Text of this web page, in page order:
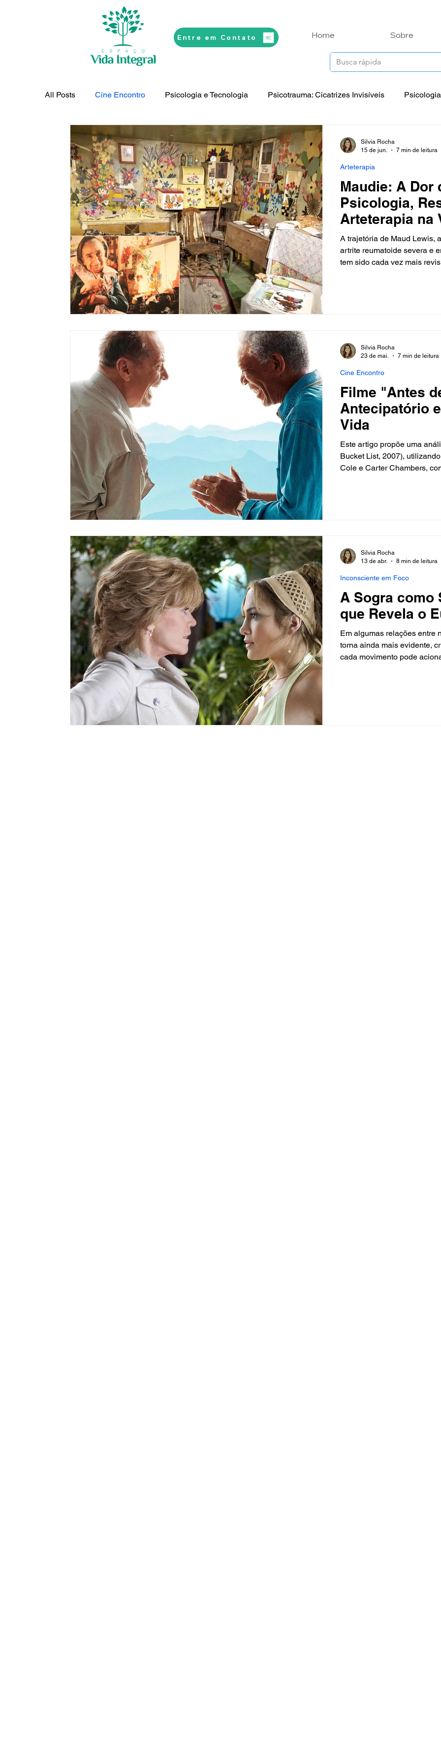
Home Sobre
Entre em Contato
All Posts Cine Encontro Psicologia e Tecnologia Psicotrauma: Cicatrizes Invisíveis
Inconsciente em Foco Vida Integral na Prática Espiritualidade e Saúde
Psicossomática Reflexões Filosóficas Mitos, Lendas e Contos
Maudie: A
Psicologia,
Arteterapia na
A trajetória de Maud Lewis,
artrite reumatoide severa e
tem sido cada vez mais
Arteterapia
Silvia Rocha
15 de jun.
7 min de leitura
Filme "Antes
Antecipatório
Vida
Este artigo propõe uma
Bucket List, 2007),
Cole e Carter Chambers,
Cine Encontro
Silvia Rocha
23 de mai.
7 min de leitura
A Sogra como
que Revela o
Em algumas relações entre
torna ainda mais evidente,
cada movimento pode
Inconsciente em Foco
Silvia Rocha
13 de abr.
8 min de leitura